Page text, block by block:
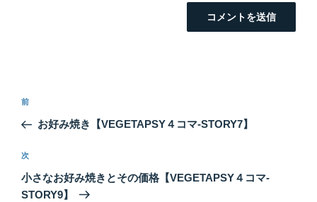
投
ナ
ビ
ゲ
ー
前
の
稿
前
お好み焼き【VEGETAPSY４コマ-STORY7】
次
の
投
次
小さなお好み焼きとその価格【VEGETAPSY４コマ-
STORY9】